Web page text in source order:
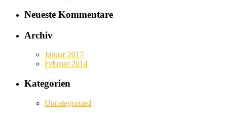
Neueste Kommentare
Archiv
Januar 2017
Februar 2014
Kategorien
Uncategorized